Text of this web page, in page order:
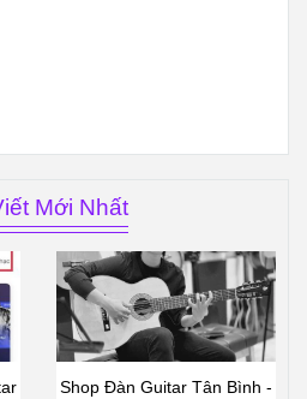
Mới Nhất
Shop Đàn Guitar Tân Bình -